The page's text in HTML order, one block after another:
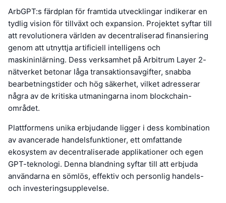
ArbGPT:s färdplan för framtida utvecklingar indikerar en
tydlig vision för tillväxt och expansion. Projektet syftar till
att revolutionera världen av decentraliserad finansiering
genom att utnyttja artificiell intelligens och
maskininlärning. Dess verksamhet på Arbitrum Layer 2-
nätverket betonar låga transaktionsavgifter, snabba
bearbetningstider och hög säkerhet, vilket adresserar
några av de kritiska utmaningarna inom blockchain-
området.
Plattformens unika erbjudande ligger i dess kombination
av avancerade handelsfunktioner, ett omfattande
ekosystem av decentraliserade applikationer och egen
GPT-teknologi. Denna blandning syftar till att erbjuda
användarna en sömlös, effektiv och personlig handels-
och investeringsupplevelse.